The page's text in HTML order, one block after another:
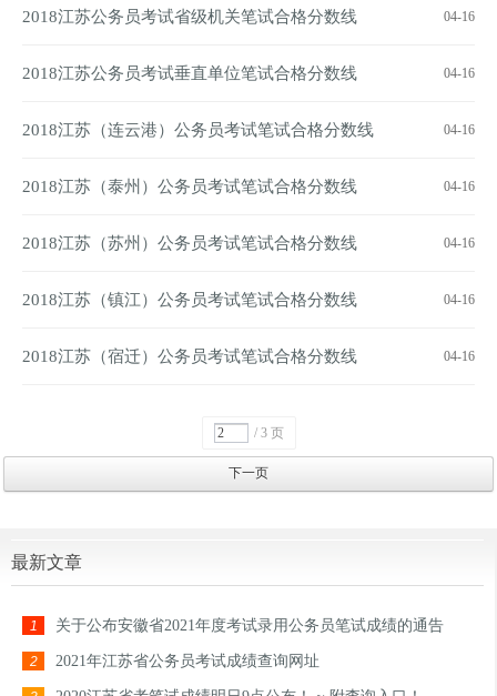
间
2018江苏公务员考试省级机关笔试合格分数线 04-16
2018江苏公务员考试垂直单位笔试合格分数线 04-16
2018江苏（连云港）公务员考试笔试合格分数线 04-16
2018江苏（泰州）公务员考试笔试合格分数线 04-16
2018江苏（苏州）公务员考试笔试合格分数线 04-16
2018江苏（镇江）公务员考试笔试合格分数线 04-16
2018江苏（宿迁）公务员考试笔试合格分数线 04-16
/ 3 页
下一页
最新文章
1 关于公布安徽省2021年度考试录用公务员笔试成绩的通告
2 2021年江苏省公务员考试成绩查询网址